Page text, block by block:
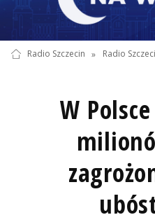
Radio Szczecin » Radio
W